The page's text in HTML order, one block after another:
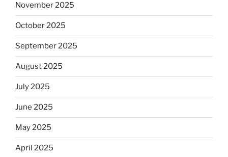
November 2025
October 2025
September 2025
August 2025
July 2025
June 2025
May 2025
April 2025